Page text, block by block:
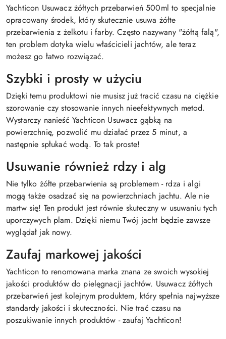
Yachticon Usuwacz żółtych przebarwień 500ml to specjalnie
opracowany środek, który skutecznie usuwa żółte
przebarwienia z żelkotu i farby. Często nazywany "żółtą falą",
ten problem dotyka wielu właścicieli jachtów, ale teraz
możesz go łatwo rozwiązać.
Szybki i prosty w użyciu
Dzięki temu produktowi nie musisz już tracić czasu na ciężkie
szorowanie czy stosowanie innych nieefektywnych metod.
Wystarczy nanieść Yachticon Usuwacz gąbką na
powierzchnię, pozwolić mu działać przez 5 minut, a
następnie spłukać wodą. To tak proste!
Usuwanie również rdzy i alg
Nie tylko żółte przebarwienia są problemem - rdza i algi
mogą także osadzać się na powierzchniach jachtu. Ale nie
martw się! Ten produkt jest równie skuteczny w usuwaniu tych
uporczywych plam. Dzięki niemu Twój jacht będzie zawsze
wyglądał jak nowy.
Zaufaj markowej jakości
Yachticon to renomowana marka znana ze swoich wysokiej
jakości produktów do pielęgnacji jachtów. Usuwacz żółtych
przebarwień jest kolejnym produktem, który spełnia najwyższe
standardy jakości i skuteczności. Nie trać czasu na
poszukiwanie innych produktów - zaufaj Yachticon!